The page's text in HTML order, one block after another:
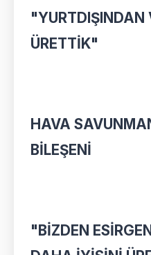
"YURTDIŞINDAN
ÜRETTİK"
HAVA
BİLEŞENİ
"BİZDEN